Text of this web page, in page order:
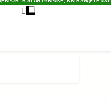
В ЭТОЙ РУБРИКЕ, ВЫ НАЙДЕТЕ